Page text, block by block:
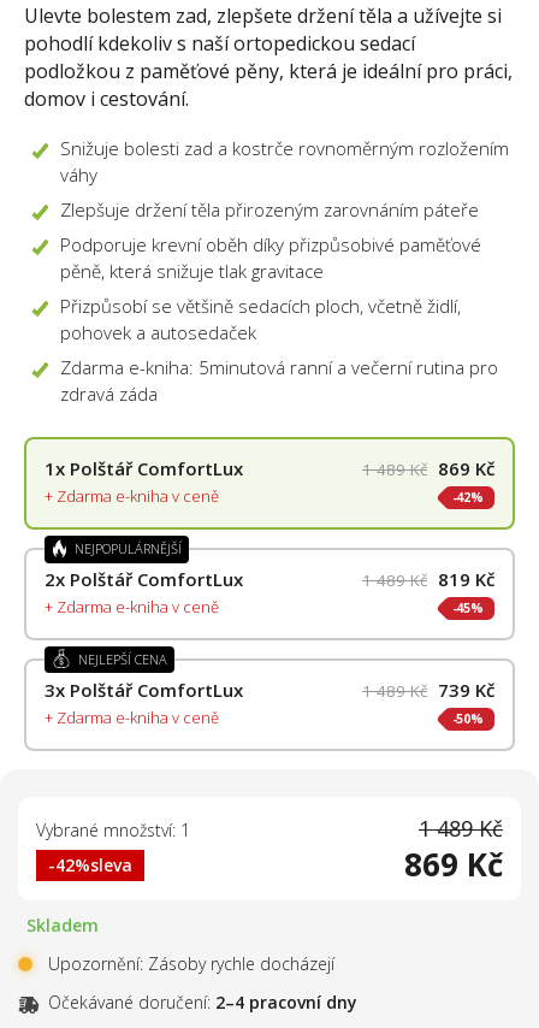
Ulevte bolestem zad, zlepšete držení těla a užívejte si
pohodlí kdekoliv s naší ortopedickou sedací
podložkou z paměťové pěny, která je ideální pro práci,
domov i cestování.
Snižuje bolesti zad a kostrče rovnoměrným rozložením
váhy
Zlepšuje držení těla přirozeným zarovnáním páteře
Podporuje krevní oběh díky přizpůsobivé paměťové
pěně, která snižuje tlak gravitace
Přizpůsobí se většině sedacích ploch, včetně židlí,
pohovek a autosedaček
Zdarma e-kniha: 5minutová ranní a večerní rutina pro
zdravá záda
1x Polštář ComfortLux 1 489 Kč 869 Kč
+ Zdarma e-kniha v ceně 42%
NEJPOPULÁRNĚJŠÍ
2x Polštář ComfortLux 1 489 Kč 819 Kč
+ Zdarma e-kniha v ceně 45%
NEJLEPŠÍ CENA
3x Polštář ComfortLux 1 489 Kč 739 Kč
+ Zdarma e-kniha v ceně 50%
Vybrané množství: 1
-42%sleva
1 489 Kč
869 Kč
Skladem
Upozornění: Zásoby rychle docházejí
Očekávané doručení: 2–4 pracovní dny